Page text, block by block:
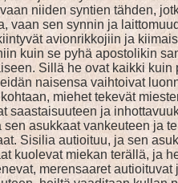
niiden syntien tähden,
vaan sen synnin ja
avionrikkojiin ja
kuin se pyhä apostolikin
Sillä he ovat kaikki
naisensa vaihtoivat
miehet tekevät
saastaisuuteen ja
asukkaat vankeuteen ja
Sisilia autioituu, ja sen
kuolevat miekan terällä, ja
merensaaret